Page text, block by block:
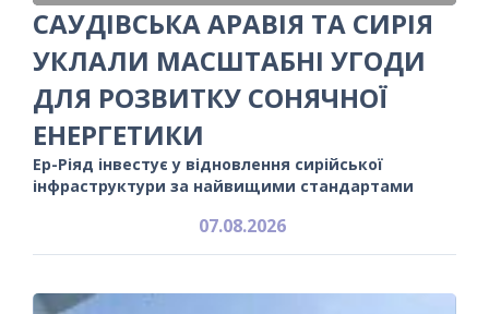
САУДІВСЬКА АРАВІЯ ТА СИРІЯ
УКЛАЛИ МАСШТАБНІ УГОДИ
ДЛЯ РОЗВИТКУ СОНЯЧНОЇ
ЕНЕРГЕТИКИ
Ер-Ріяд інвестує у відновлення сирійської
інфраструктури за найвищими стандартами
07.08.2026